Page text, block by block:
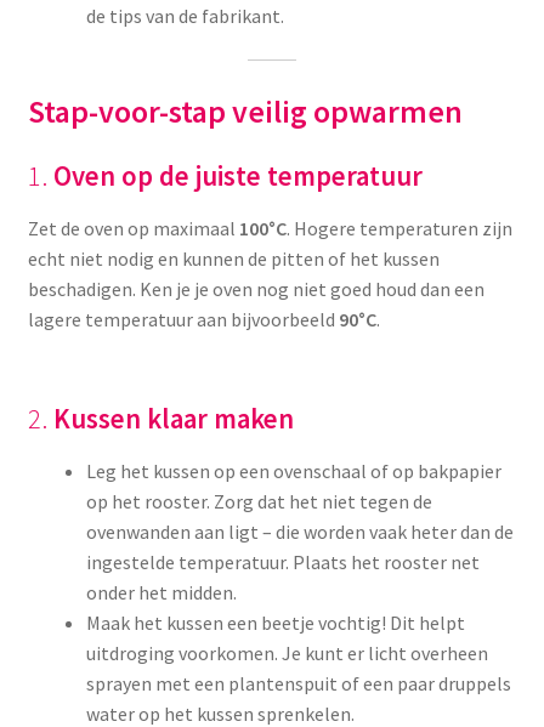
de tips van de fabrikant.
Stap-voor-stap veilig opwarmen
1. Oven op de juiste temperatuur
Zet de oven op maximaal 100°C. Hogere temperaturen zijn
echt niet nodig en kunnen de pitten of het kussen
beschadigen. Ken je je oven nog niet goed houd dan een
lagere temperatuur aan bijvoorbeeld 90°C.
2. Kussen klaar maken
Leg het kussen op een ovenschaal of op bakpapier
op het rooster. Zorg dat het niet tegen de
ovenwanden aan ligt – die worden vaak heter dan de
ingestelde temperatuur. Plaats het rooster net
onder het midden.
Maak het kussen een beetje vochtig! Dit helpt
uitdroging voorkomen. Je kunt er licht overheen
sprayen met een plantenspuit of een paar druppels
water op het kussen sprenkelen.